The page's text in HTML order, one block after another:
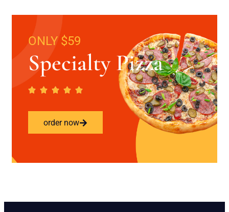
ONLY $59
Specialty Pizza
order now